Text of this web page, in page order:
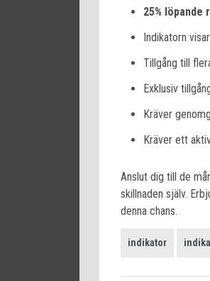
25% löpande
Indikatorn
Tillgång till
Exklusiv
Kräver
Kräver ett
Anslut dig till de
skillnaden själv.
denna chans.
indikator